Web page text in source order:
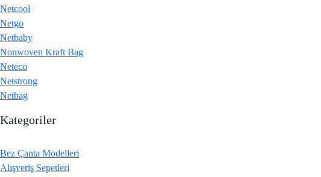
Netcool
Netgo
Netbaby
Nonwoven Kraft Bag
Neteco
Netstrong
Netbag
Kategoriler
Bez Çanta Modelleri
Alışveriş Sepetleri